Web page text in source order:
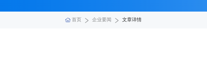
首页 企业要闻 文章详情